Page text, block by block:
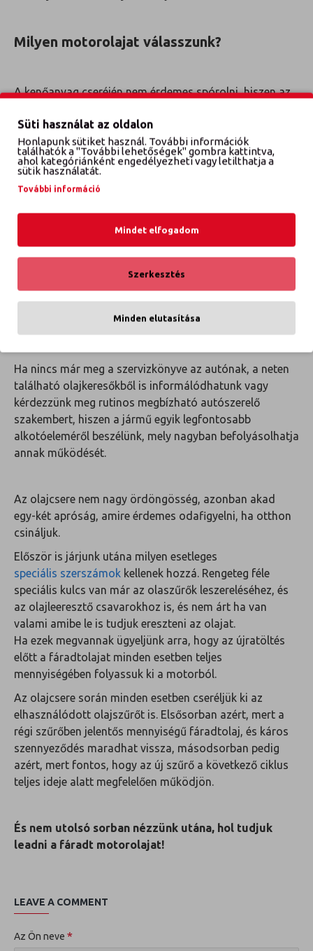
Milyen motorolajat válasszunk?
A kenőanyag cseréjén nem érdemes spórolni, hiszen az
hosszútávon komoly károkat okozhat. Ezek pedig
sokkal jobban megterhelik a pénztárcánkat, mint a
rendszeres, évente történő olajcsere.
A piacon kapható motorolajok két összetevőből, az
alapolajból és adalékanyagokból állnak, minőségük
Érdemes óvakodnunk az olcsóbb, „névtelen”
kenőanyagoktól, hiszen ezek kevésbé
megbízhatóak, és élettartamuk is lényegesen rövidebb.
Lehetőség szerint válasszunk olyan prémium
motorolajat, melyet autónk szervizkönyve javasol!
Ha nincs már meg a szervizkönyve az autónak, a neten
található olajkeresőkből is informálódhatunk vagy
kérdezzünk meg rutinos megbízható autószerelő
szakembert, hiszen a jármű egyik legfontosabb
alkotóeleméről beszélünk, mely nagyban befolyásolhatja
annak működését.
Az olajcsere nem nagy ördöngösség, azonban akad
egy-két apróság, amire érdemes odafigyelni, ha otthon
csináljuk.
Először is járjunk utána milyen esetleges
speciális szerszámok kellenek hozzá. Rengeteg féle
speciális kulcs van már az olaszűrők leszereléséhez, és
az olajleeresztő csavarokhoz is, és nem árt ha van
valami amibe le is tudjuk ereszteni az olajat.
Ha ezek megvannak ügyeljünk arra, hogy az újratöltés
előtt a fáradtolajat minden esetben teljes
mennyiségében folyassuk ki a motorból.
Az olajcsere során minden esetben cseréljük ki az
elhasználódott olajszűrőt is. Elsősorban azért, mert a
régi szűrőben jelentős mennyiségű fáradtolaj, és káros
szennyeződés maradhat vissza, másodsorban pedig
azért, mert fontos, hogy az új szűrő a következő ciklus
teljes ideje alatt megfelelően működjön.
És nem utolsó sorban nézzünk utána, hol tudjuk
leadni a fáradt motorolajat!
LEAVE A COMMENT
Az Ön neve
Süti használat az oldalon
Honlapunk sütiket használ. További információk
találhatók a "További lehetőségek" gombra kattintva,
ahol kategóriánként engedélyezheti vagy letilthatja a
sütik használatát.
További információ
Mindet elfogadom
Szerkesztés
Minden elutasítása